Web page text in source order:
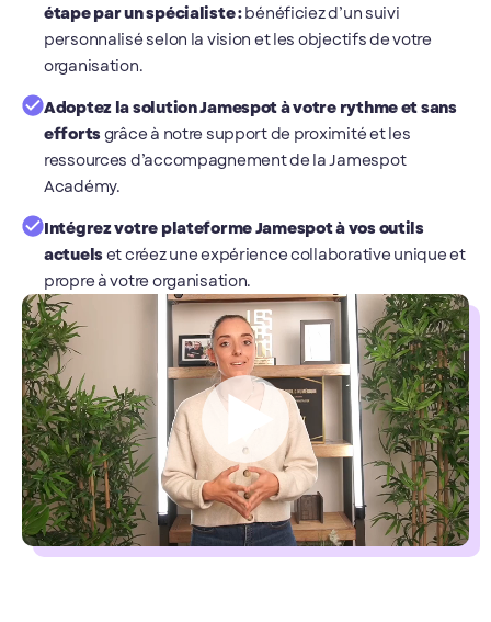
étape par un spécialiste :bénéficiez d’un suivi
personnalisé selon la vision et les objectifs de votre
organisation.
Adoptez la solution Jamespot à votre rythme et sans
effortsgrâce à notre support de proximité et les
ressources d’accompagnement de la Jamespot
Académy.
Intégrez votre plateforme Jamespot à vos outils
actuelset créez une expérience collaborative unique et
propre à votre organisation.